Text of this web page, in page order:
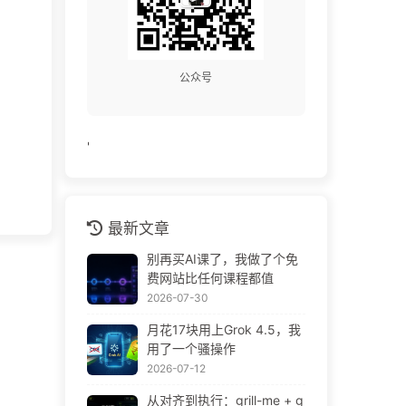
公众号
'
最新文章
别再买AI课了，我做了个免
费网站比任何课程都值
2026-07-30
月花17块用上Grok 4.5，我
用了一个骚操作
2026-07-12
从对齐到执行：grill-me + g